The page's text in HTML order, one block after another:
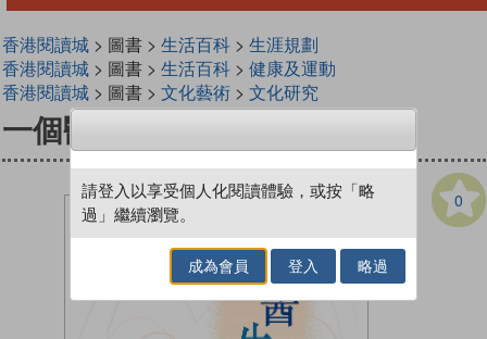
香港閱讀城> 圖書 > 生活百科> 生涯規劃
香港閱讀城> 圖書 > 生活百科> 健康及運動
香港閱讀城> 圖書 > 文化藝術> 文化研究
一個醫生的香港心
0
請登入以享受個人化閱讀體驗，或按「略
過」繼續瀏覽。
成為會員 登入 略過